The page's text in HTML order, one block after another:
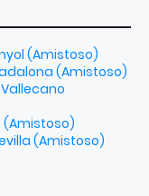
(Amistoso)
(Amistoso)
(Amistoso)
(Amistoso)